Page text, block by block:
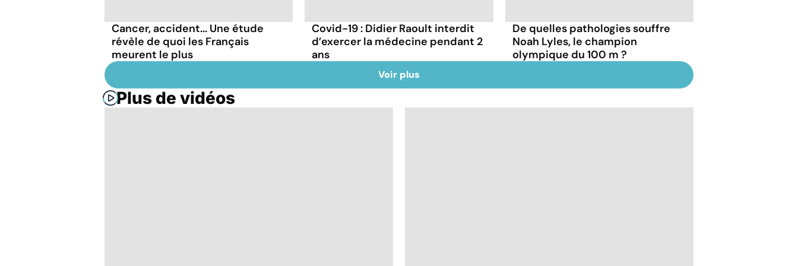
Cancer, accident... Une étude
révèle de quoi les Français
meurent le plus
Covid-19 : Didier Raoult interdit
d’exercer la médecine pendant 2
ans
De quelles pathologies souffre
Noah Lyles, le champion
olympique du 100 m ?
Voir plus
Plus de vidéos